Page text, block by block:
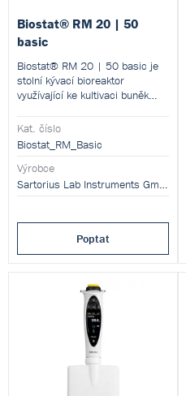
Biostat® RM 20 | 50
basic
Biostat® RM 20 | 50 basic je
stolní kývací bioreaktor
využívající ke kultivaci buněk
možné konfigurovat s kývací
platformou pro vaky o objemu 2
- 20 litrů nebo pro 50 litrové
vaky. V konfiguraci Basic
nevyžaduje přístroj pro svou
činnost žádnou řídící věž.
Kat. číslo
Biostat_RM_Basic
Výrobce
Sartorius Lab Instruments GmbH and Co. KG
Poptat